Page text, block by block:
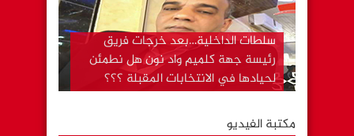
وتسألني بعد كل هذا لما يهاجر ؟؟؟
مكتبة الفيديو